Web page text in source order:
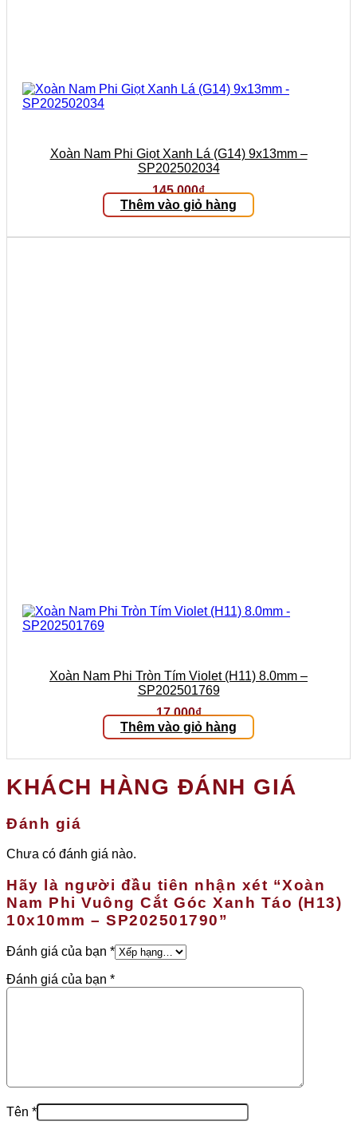
Xoàn Nam Phi Giọt Xanh Lá (G14) 9x13mm –
SP202502034
145.000₫
Thêm vào giỏ hàng
Xoàn Nam Phi Tròn Tím Violet (H11) 8.0mm –
SP202501769
17.000₫
Thêm vào giỏ hàng
KHÁCH HÀNG ĐÁNH GIÁ
Đánh giá
Chưa có đánh giá nào.
Hãy là người đầu tiên nhận xét “Xoàn
Nam Phi Vuông Cắt Góc Xanh Táo (H13)
10x10mm – SP202501790”
Đánh giá của bạn *
Đánh giá của bạn *
Tên *